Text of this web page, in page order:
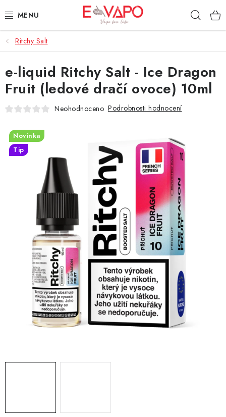
na
3D TISK
TIPY ZA DOBROU CENU
AROMATA A PŘÍCHUTĚ
E-LIQUIDY
E-CIGARETY
NIKOTINOVÉ SÁČKY
DÁRKOVÉ VOUCHERY
ATOMIZÉRY A CARTRIDGE
BATERIE A NABÍJEČKY
PŘÍSLUŠENSTVÍ
Ritchy Salt
e-liquid Ritchy Salt - Ice Dragon
Fruit (ledové dračí ovoce) 10ml
Neohodnoceno Podrobnosti hodnocení
Novinka
Tip